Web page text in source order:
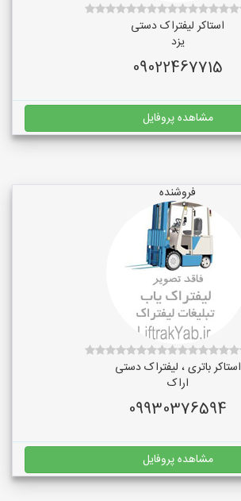
استاکر لیفتراک دستی
یزد
09022467715
مشاهده پروفایل
فروشنده
استاکر باتری ، لیفتراک دستی
اراک
09930376594
مشاهده پروفایل